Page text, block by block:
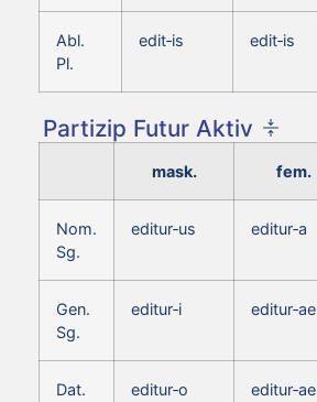
Abl.
Pl.
edit‑is edit‑is
Partizip Futur Aktiv
mask. fem.
Nom.
Sg.
editur‑us editur‑a
Gen.
Sg.
editur‑i editur‑ae
Dat.
editur‑o editur‑ae